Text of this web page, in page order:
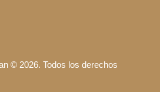
© 2026. Todos los derechos